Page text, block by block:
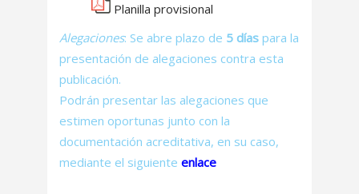
Planilla provisional
Alegaciones: Se abre plazo de 5 días para la
presentación de alegaciones contra esta
publicación.
Podrán presentar las alegaciones que
estimen oportunas junto con la
documentación acreditativa, en su caso,
mediante el siguiente enlace